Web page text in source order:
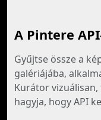
A Pintere
Gyűjtse össze a
galériájába,
Kurátor
hagyja, hogy API